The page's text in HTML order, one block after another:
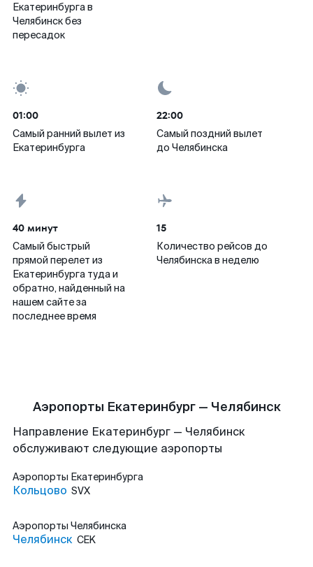
Екатеринбурга в
Челябинск без
пересадок
01:00
Самый ранний вылет из
Екатеринбурга
22:00
Самый поздний вылет
до Челябинска
40 минут
Самый быстрый
прямой перелет из
Екатеринбурга туда и
обратно, найденный на
нашем сайте за
последнее время
15
Количество рейсов до
Челябинска в неделю
Аэропорты Екатеринбург — Челябинск
Направление Екатеринбург — Челябинск
обслуживают следующие аэропорты
Аэропорты Екатеринбурга
Кольцово SVX
Аэропорты Челябинска
Челябинск CEK